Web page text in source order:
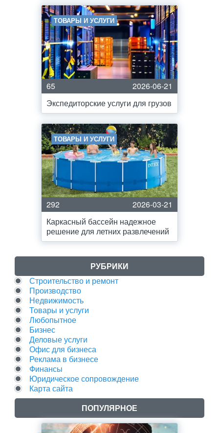
ТОВАРЫ И УСЛУГИ
65
2026-06-21
Экспедиторские услуги для грузов
ТОВАРЫ И УСЛУГИ
292
2026-03-21
Каркасный бассейн надежное
решение для летних развлечений
РУБРИКИ
Строительство и ремонт
Производство
Недвижимость
Товары и услуги
Любопытное
Бизнес
Деловые услуги
Офис для бизнеса
Реклама в бизнесе
Финансы
Юридическое сопровождение
Карта сайта
ПОПУЛЯРНОЕ